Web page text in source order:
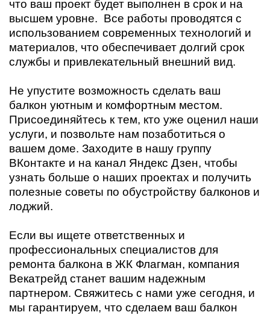
что ваш проект будет выполнен в срок и на
высшем уровне. Все работы проводятся с
использованием современных технологий и
материалов, что обеспечивает долгий срок
службы и привлекательный внешний вид.
Не упустите возможность сделать ваш
балкон уютным и комфортным местом.
Присоединяйтесь к тем, кто уже оценил наши
услуги, и позвольте нам позаботиться о
вашем доме. Заходите в нашу группу
ВКонтакте и на канал Яндекс Дзен, чтобы
узнать больше о наших проектах и получить
полезные советы по обустройству балконов и
лоджий.
Если вы ищете ответственных и
профессиональных специалистов для
ремонта балкона в ЖК Флагман, компания
Векатрейд станет вашим надежным
партнером. Свяжитесь с нами уже сегодня, и
мы гарантируем, что сделаем ваш балкон